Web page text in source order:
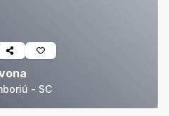
- SC